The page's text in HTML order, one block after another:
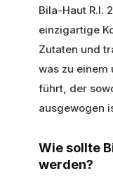
Bila-Haut R.I.
einzigartige
Zutaten und
was zu einem
führt, der
ausgewogen
Wie sollte
werden?